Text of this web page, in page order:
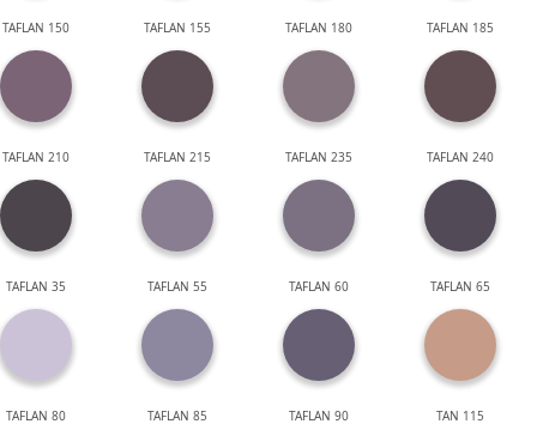
TAFLAN 150 TAFLAN 155 TAFLAN 180 TAFLAN 185
TAFLAN 210 TAFLAN 215 TAFLAN 235 TAFLAN 240
TAFLAN 35 TAFLAN 55 TAFLAN 60 TAFLAN 65
TAFLAN 80 TAFLAN 85 TAFLAN 90 TAN 115